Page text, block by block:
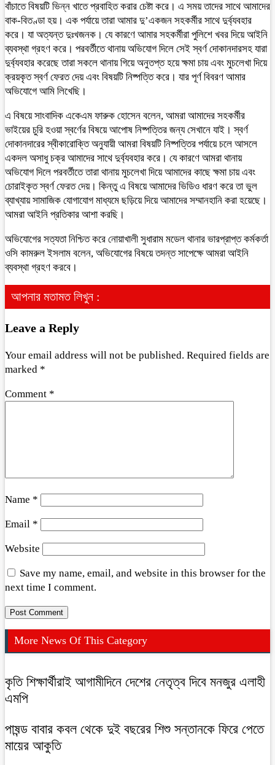
বাঁচাতে বিষয়টি ভিন্ন খাতে প্রবাহিত করার চেষ্টা করে। এ সময় তাদের সাথে আমাদের
বাক-বিতণ্ডা হয়। এক পর্যায়ে তারা আমার দু’একজন সহকর্মীর সাথে দুর্ব্যবহার
করে। যা অত্যন্ত দুঃখজনক। যে কারণে আমার সহকর্মীরা পুলিশে খবর দিয়ে আইনি
ব্যবস্থা গ্রহণ করে। পরবর্তীতে থানায় অভিযোগ দিলে সেই স্বর্ণ দোকানদারসহ যারা
দুর্ব্যবহার করেছে তারা সকলে থানায় গিয়ে অনুতপ্ত হয়ে ক্ষমা চায় এবং মুচলেখা দিয়ে
ক্রয়কৃত স্বর্ণ ফেরত দেয় এবং বিষয়টি নিষ্পত্তি করে। যার পূর্ণ বিবরণ আমার
অভিযোগে আমি লিখেছি।
এ বিষয়ে সাংবাদিক একেএম ফারুক হোসেন বলেন, আমরা আমাদের সহকর্মীর
ভাইয়ের চুরি হওয়া স্বর্ণের বিষয়ে আপোষ নিষ্পত্তির জন্য সেখানে যাই। স্বর্ণ
দোকানদারের স্বীকারোক্তি অনুযায়ী আমরা বিষয়টি নিষ্পত্তির পর্যায়ে চলে আসলে
একদল অসাধু চক্র আমাদের সাথে দুর্ব্যবহার করে। যে কারণে আমরা থানায়
অভিযোগ দিলে পরবর্তীতে তারা থানায় মুচলেখা দিয়ে আমাদের কাছে ক্ষমা চায় এবং
চোরাইকৃত স্বর্ণ ফেরত দেয়। কিন্তু এ বিষয়ে আমাদের ভিডিও ধারণ করে তা ভুল
ব্যাখ্যায় সামাজিক যোগাযোগ মাধ্যমে ছড়িয়ে দিয়ে আমাদের সম্মানহানি করা হয়েছে।
আমরা আইনি প্রতিকার আশা করছি।
অভিযোগের সত্যতা নিশ্চিত করে নোয়াখালী সুধারাম মডেল থানার ভারপ্রাপ্ত কর্মকর্তা
ওসি কামরুল ইসলাম বলেন, অভিযোগের বিষয়ে তদন্ত সাপেক্ষে আমরা আইনি
ব্যবস্থা গ্রহণ করবে।
আপনার মতামত লিখুন :
Leave a Reply
Your email address will not be published. Required fields are
marked *
Comment *
Name *
Email *
Website
Save my name, email, and website in this browser for the
next time I comment.
More News Of This Category
কৃতি শিক্ষার্থীরাই আগামীদিনে দেশের নেতৃত্ব দিবে মনজুর এলাহী
এমপি
পাষন্ড বাবার কবল থেকে দুই বছরের শিশু সন্তানকে ফিরে পেতে
মায়ের আকুতি